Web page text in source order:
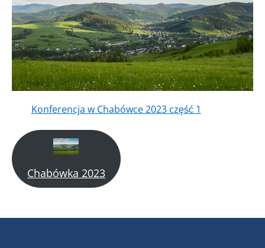
Konferencja w Chabówce 2023 część 1
Chabówka 2023